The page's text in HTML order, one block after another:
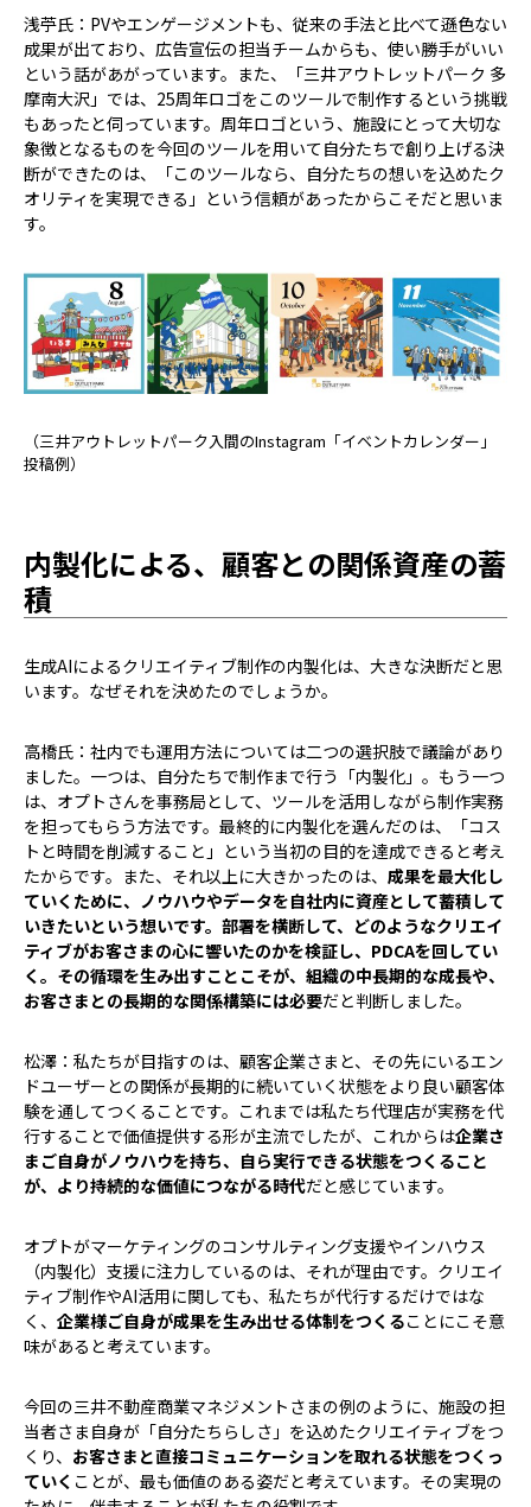
浅苧氏：PVやエンゲージメントも、従来の手法と比べて遜色ない
成果が出ており、広告宣伝の担当チームからも、使い勝手がいい
という話があがっています。また、「三井アウトレットパーク 多
摩南大沢」では、25周年ロゴをこのツールで制作するという挑戦
もあったと伺っています。周年ロゴという、施設にとって大切な
象徴となるものを今回のツールを用いて自分たちで創り上げる決
断ができたのは、「このツールなら、自分たちの想いを込めたク
オリティを実現できる」という信頼があったからこそだと思いま
す。
（三井アウトレットパーク入間のInstagram「イベントカレンダー」
投稿例）
内製化による、顧客との関係資産の蓄
積
――生成AIによるクリエイティブ制作の内製化は、大きな決断だと思
います。なぜそれを決めたのでしょうか。
高橋氏：社内でも運用方法については二つの選択肢で議論があり
ました。一つは、自分たちで制作まで行う「内製化」。もう一つ
は、オプトさんを事務局として、ツールを活用しながら制作実務
を担ってもらう方法です。最終的に内製化を選んだのは、「コス
トと時間を削減すること」という当初の目的を達成できると考え
たからです。また、それ以上に大きかったのは、 成果を最大化し
ていくために、ノウハウやデータを自社内に資産として蓄積して
いきたいという想いです。部署を横断して、どのようなクリエイ
ティブがお客さまの心に響いたのかを検証し、PDCAを回してい
く。その循環を生み出すことこそが、組織の中長期的な成長や、
お客さまとの長期的な関係構築には必要だと判断しました。
松澤：私たちが目指すのは、顧客企業さまと、その先にいるエン
ドユーザーとの関係が長期的に続いていく状態をより良い顧客体
験を通してつくることです。これまでは私たち代理店が実務を代
行することで価値提供する形が主流でしたが、これからは企業さ
まご自身がノウハウを持ち、自ら実行できる状態をつくること
が、より持続的な価値につながる時代だと感じています。
オプトがマーケティングのコンサルティング支援やインハウス
（内製化）支援に注力しているのは、それが理由です。クリエイ
ティブ制作やAI活用に関しても、私たちが代行するだけではな
く、 企業様ご自身が成果を生み出せる体制をつくることにこそ意
味があると考えています。
今回の三井不動産商業マネジメントさまの例のように、施設の担
当者さま自身が「自分たちらしさ」を込めたクリエイティブをつ
くり、 お客さまと直接コミュニケーションを取れる状態をつくっ
ていく ことが、最も価値のある姿だと考えています。その実現の